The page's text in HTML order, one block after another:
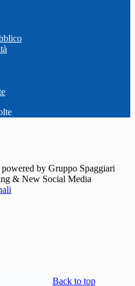
by Gruppo Spaggiari
& New Social Media
Back to top